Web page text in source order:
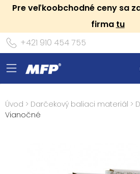
Pre veľkoobchodné ceny sa
firma tu
+421 910 454 755
Úvod > Darčekový baliaci materiál >
Vianočné